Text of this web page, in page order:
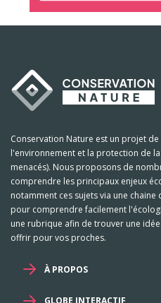
Conservation Nature est un projet
l'environnement et la protection de
menacés). Nous proposons de
comprendre les principaux enjeux
notamment ces sujets via une
pour comprendre facilement
une rubrique afin de trouver une
offrir pour vos proches.
À PROPOS